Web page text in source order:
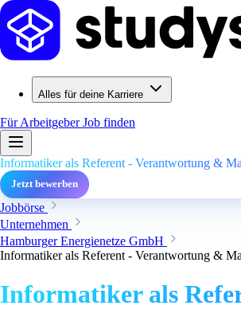
Alles für deine Karriere
Für ArbeitgeberJob finden
Informatiker als Referent - Verantwortung &
Jetzt bewerben
Jobbörse
Unternehmen
Hamburger Energienetze GmbH
Informatiker als Referent - Verantwortung &
Informatiker als